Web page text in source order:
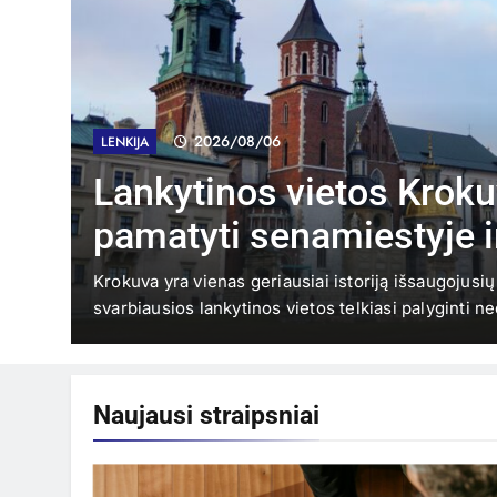
LENKIJA 2026/08/06
Lankytinos vietos
pamatyti senamiestyje
apylinkėse?
Krokuva yra vienas geriausiai istoriją
svarbiausios lankytinos vietos telkiasi palyginti
Naujausi straipsniai